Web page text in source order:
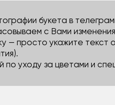
букета в
с Вами
— просто укажите текст
по уходу за цветами и